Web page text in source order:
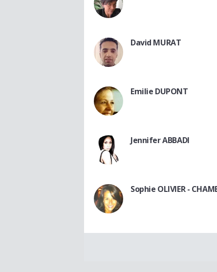
David MURAT
Emilie DUPONT
Jennifer ABBADI
Sophie OLIVIER -